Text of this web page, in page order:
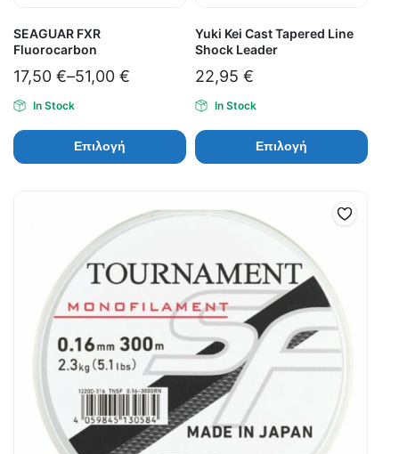
SEAGUAR FXR
Fluorocarbon
17,50 €–51,00 €
In Stock
Επιλογή
Yuki Kei Cast Tapered Line
Shock Leader
22,95 €
In Stock
Επιλογή